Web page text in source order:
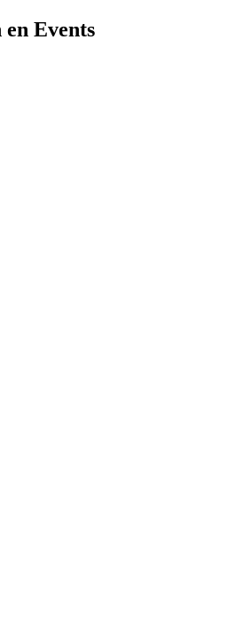
en Events